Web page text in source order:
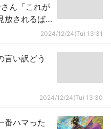
ん「これが
放されるば
ｗｗｗｗｗ2024/12/24(Tu) 13:31
言い訳どう
2024/12/24(Tu) 13:30
番ハマった